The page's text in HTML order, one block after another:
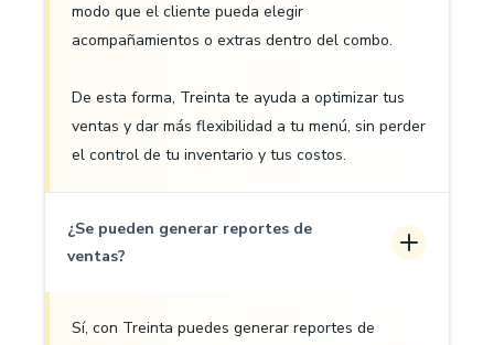
modo que el cliente pueda elegir
acompañamientos o extras dentro del combo.
De esta forma, Treinta te ayuda a optimizar tus
ventas y dar más flexibilidad a tu menú, sin perder
el control de tu inventario y tus costos.
¿Se pueden generar reportes de
ventas?
Sí, con Treinta puedes generar reportes de